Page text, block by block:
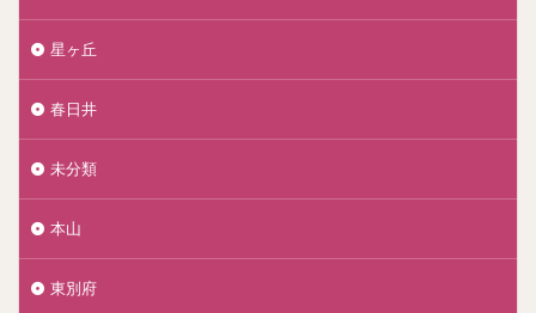
星ヶ丘
春日井
未分類
本山
東別府